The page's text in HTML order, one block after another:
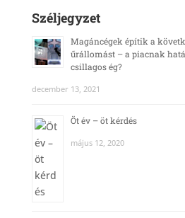
Széljegyzet
Magáncégek építik a
űrállomást – a piacnak
csillagos ég?
december 13, 2021
Öt év – öt kérdés
május 12, 2020